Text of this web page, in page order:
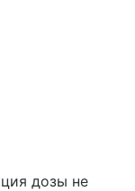
дозы не